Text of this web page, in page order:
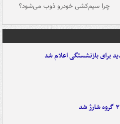
چرا سیم‌کشی خودرو ذوب می‌شود؟
برای بازنشستگی اعلام شد